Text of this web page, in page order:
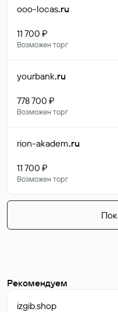
ooo-locas.ru
11 700 ₽
Возможен торг
yourbank.ru
778 700 ₽
Возможен торг
rion-akadem.ru
11 700 ₽
Возможен торг
Рекомендуем
izgib.shop